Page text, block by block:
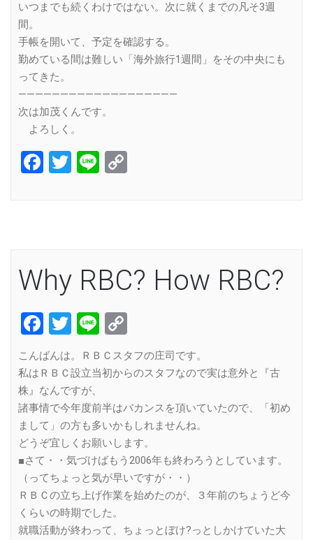
いつまでも続くわけではない。次に就くまでの凡そ3週
間。
手帳を開いて、予定を確認する。
勤めている間は難しい「海外旅行1週間」をその中央にも
ってきた。
———————————————————
次は加茂くんです。
よろしく。
Facebook
Twitter
Line
Why RBC? How RBC?
Facebook
Twitter
Line
Link
こんばんは。ＲＢＣスタフの庄司です。
私はＲＢＣ設立当初からのスタフなので実は意外と『古
株』なんですが、
諸事情で今年度前半はバカンスを頂いていたので、「初め
まして」の方も多いかもしれませんね。
どうぞ宜しくお願いします。
■さて・・気づけばもう2006年も終わろうとしています。
（ってちょっと気が早いですが・・）
ＲＢＣの立ち上げ作業を始めたのが、３年前のちょうど今
くらいの時期でした。
就職活動が終わって、ちょっとぼけ?っとしかけていた大